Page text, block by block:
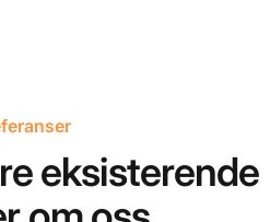
eksisterende